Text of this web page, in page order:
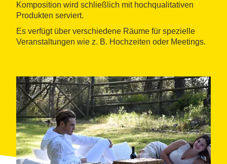
Komposition wird schließlich mit hochqualitativen
Produkten serviert.
Es verfügt über verschiedene Räume für spezielle
Veranstaltungen wie z. B. Hochzeiten oder Meetings.